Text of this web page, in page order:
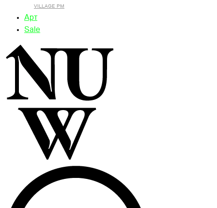
VILLAGE PM
Арт
Sale